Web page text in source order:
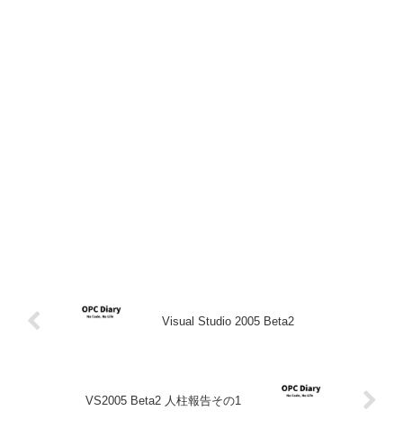
Visual Studio 2005 Beta2
VS2005 Beta2 人柱報告その1